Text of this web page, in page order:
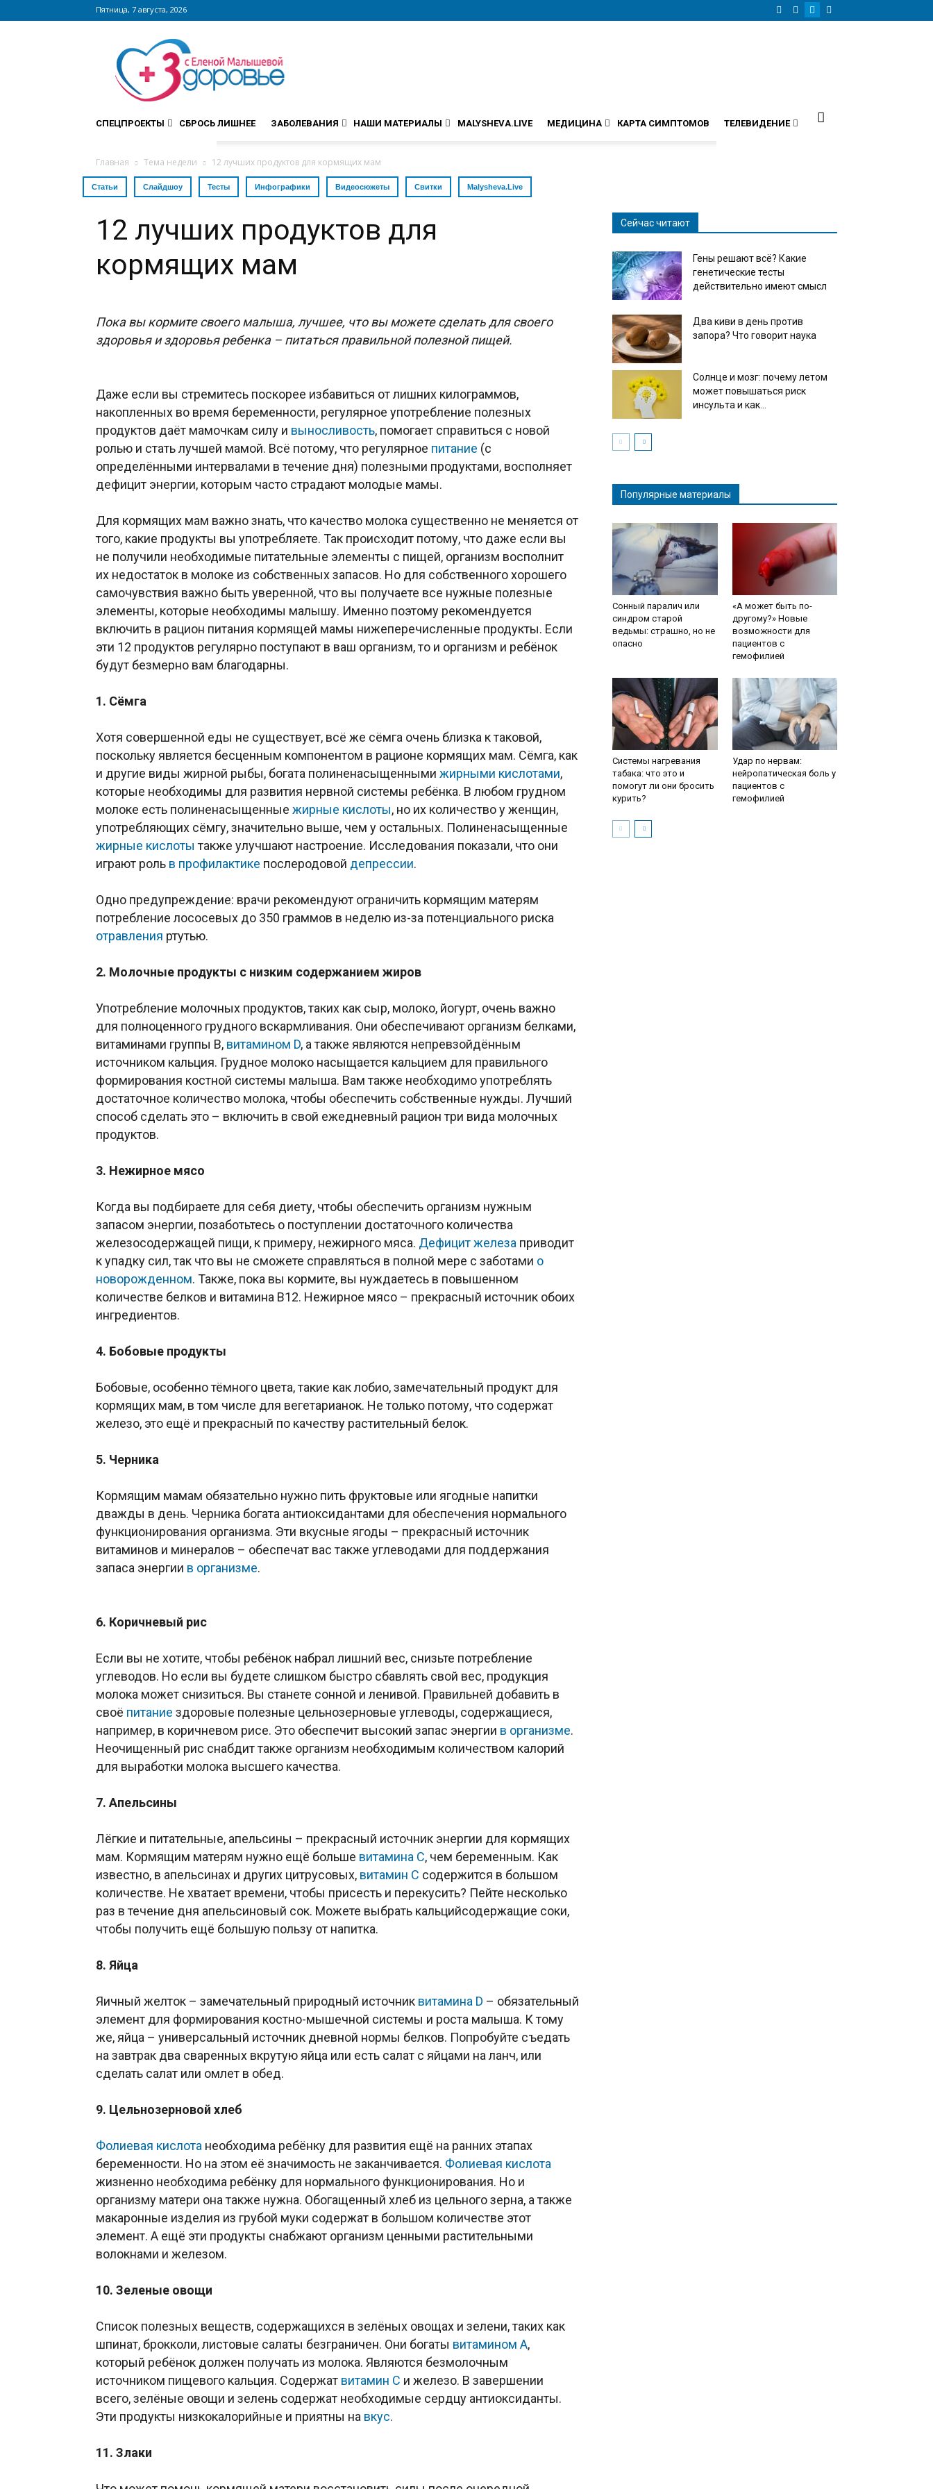
Пятница, 7 августа, 2026
Сайт
zdorovieinfo.ru
крупнейший
медицинский
интернет-
СПЕЦПРОЕКТЫ СБРОСЬ ЛИШНЕЕ ЗАБОЛЕВАНИЯ НАШИ МАТЕРИАЛЫ MALYSHEVA.LIVE МЕДИЦИНА КАРТА СИМПТОМОВ ТЕЛЕВИДЕНИЕ
Главная Тема недели 12 лучших продуктов для кормящих мам
Статьи Слайдшоу Тесты Инфографики Видеосюжеты Свитки Malysheva.Live
12 лучших продуктов для
кормящих мам
Пока вы кормите своего малыша, лучшее, что вы можете сделать для своего
здоровья и здоровья ребенка – питаться правильной полезной пищей.
Даже если вы стремитесь поскорее избавиться от лишних килограммов,
накопленных во время беременности, регулярное употребление полезных
продуктов даёт мамочкам силу и выносливость, помогает справиться с новой
ролью и стать лучшей мамой. Всё потому, что регулярное питание (с
определёнными интервалами в течение дня) полезными продуктами, восполняет
дефицит энергии, которым часто страдают молодые мамы.
Для кормящих мам важно знать, что качество молока существенно не меняется от
того, какие продукты вы употребляете. Так происходит потому, что даже если вы
не получили необходимые питательные элементы с пищей, организм восполнит
их недостаток в молоке из собственных запасов. Но для собственного хорошего
самочувствия важно быть уверенной, что вы получаете все нужные полезные
элементы, которые необходимы малышу. Именно поэтому рекомендуется
включить в рацион питания кормящей мамы нижеперечисленные продукты. Если
эти 12 продуктов регулярно поступают в ваш организм, то и организм и ребёнок
будут безмерно вам благодарны.
1. Сёмга
Хотя совершенной еды не существует, всё же сёмга очень близка к таковой,
поскольку является бесценным компонентом в рационе кормящих мам. Сёмга, как
и другие виды жирной рыбы, богата полиненасыщенными жирными кислотами,
которые необходимы для развития нервной системы ребёнка. В любом грудном
молоке есть полиненасыщенные жирные кислоты, но их количество у женщин,
употребляющих сёмгу, значительно выше, чем у остальных. Полиненасыщенные
жирные кислоты также улучшают настроение. Исследования показали, что они
играют роль в профилактике послеродовой депрессии.
Одно предупреждение: врачи рекомендуют ограничить кормящим матерям
потребление лососевых до 350 граммов в неделю из-за потенциального риска
отравления ртутью.
2. Молочные продукты с низким содержанием жиров
Употребление молочных продуктов, таких как сыр, молоко, йогурт, очень важно
для полноценного грудного вскармливания. Они обеспечивают организм белками,
витаминами группы В, витамином D, а также являются непревзойдённым
источником кальция. Грудное молоко насыщается кальцием для правильного
формирования костной системы малыша. Вам также необходимо употреблять
достаточное количество молока, чтобы обеспечить собственные нужды. Лучший
способ сделать это – включить в свой ежедневный рацион три вида молочных
продуктов.
3. Нежирное мясо
Когда вы подбираете для себя диету, чтобы обеспечить организм нужным
запасом энергии, позаботьтесь о поступлении достаточного количества
железосодержащей пищи, к примеру, нежирного мяса. Дефицит железа приводит
к упадку сил, так что вы не сможете справляться в полной мере с заботами о
новорожденном. Также, пока вы кормите, вы нуждаетесь в повышенном
количестве белков и витамина В12. Нежирное мясо – прекрасный источник обоих
ингредиентов.
4. Бобовые продукты
Бобовые, особенно тёмного цвета, такие как лобио, замечательный продукт для
кормящих мам, в том числе для вегетарианок. Не только потому, что содержат
железо, это ещё и прекрасный по качеству растительный белок.
5. Черника
Кормящим мамам обязательно нужно пить фруктовые или ягодные напитки
дважды в день. Черника богата антиоксидантами для обеспечения нормального
функционирования организма. Эти вкусные ягоды – прекрасный источник
витаминов и минералов – обеспечат вас также углеводами для поддержания
запаса энергии в организме.
6. Коричневый рис
Если вы не хотите, чтобы ребёнок набрал лишний вес, снизьте потребление
углеводов. Но если вы будете слишком быстро сбавлять свой вес, продукция
молока может снизиться. Вы станете сонной и ленивой. Правильней добавить в
своё питание здоровые полезные цельнозерновые углеводы, содержащиеся,
например, в коричневом рисе. Это обеспечит высокий запас энергии в организме.
Неочищенный рис снабдит также организм необходимым количеством калорий
для выработки молока высшего качества.
7. Апельсины
Лёгкие и питательные, апельсины – прекрасный источник энергии для кормящих
мам. Кормящим матерям нужно ещё больше витамина С, чем беременным. Как
известно, в апельсинах и других цитрусовых, витамин С содержится в большом
количестве. Не хватает времени, чтобы присесть и перекусить? Пейте несколько
раз в течение дня апельсиновый сок. Можете выбрать кальцийсодержащие соки,
чтобы получить ещё большую пользу от напитка.
8. Яйца
Яичный желток – замечательный природный источник витамина D – обязательный
элемент для формирования костно-мышечной системы и роста малыша. К тому
же, яйца – универсальный источник дневной нормы белков. Попробуйте съедать
на завтрак два сваренных вкрутую яйца или есть салат с яйцами на ланч, или
сделать салат или омлет в обед.
9. Цельнозерновой хлеб
Фолиевая кислота необходима ребёнку для развития ещё на ранних этапах
беременности. Но на этом её значимость не заканчивается. Фолиевая кислота
жизненно необходима ребёнку для нормального функционирования. Но и
организму матери она также нужна. Обогащенный хлеб из цельного зерна, а также
макаронные изделия из грубой муки содержат в большом количестве этот
элемент. А ещё эти продукты снабжают организм ценными растительными
волокнами и железом.
10. Зеленые овощи
Список полезных веществ, содержащихся в зелёных овощах и зелени, таких как
шпинат, брокколи, листовые салаты безграничен. Они богаты витамином А,
который ребёнок должен получать из молока. Являются безмолочным
источником пищевого кальция. Содержат витамин С и железо. В завершении
всего, зелёные овощи и зелень содержат необходимые сердцу антиоксиданты.
Эти продукты низкокалорийные и приятны на вкус.
11. Злаки
Сейчас читают
Гены решают всё? Какие
генетические тесты
действительно имеют смысл
Два киви в день против
запора? Что говорит наука
Солнце и мозг: почему летом
может повышаться риск
инсульта и как...
Популярные материалы
Сонный паралич или
синдром старой
ведьмы: страшно, но не
опасно
«А может быть по-
другому?» Новые
возможности для
пациентов с
гемофилией
Системы нагревания
табака: что это и
помогут ли они бросить
курить?
Удар по нервам:
нейропатическая боль у
пациентов с
гемофилией